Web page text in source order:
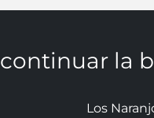
continuar la
Los